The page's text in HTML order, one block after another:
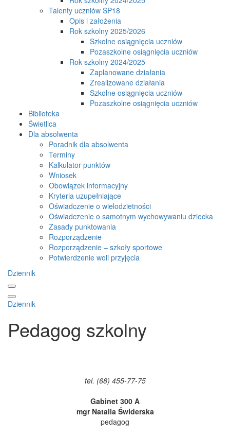
Talenty uczniów SP18
Opis i założenia
Rok szkolny 2025/2026
Szkolne osiągnięcia uczniów
Pozaszkolne osiągnięcia uczniów
Rok szkolny 2024/2025
Zaplanowane działania
Zrealizowane działania
Szkolne osiągnięcia uczniów
Pozaszkolne osiągnięcia uczniów
Biblioteka
Świetlica
Dla absolwenta
Poradnik dla absolwenta
Terminy
Kalkulator punktów
Wniosek
Obowiązek informacyjny
Kryteria uzupełniające
Oświadczenie o wielodzietności
Oświadczenie o samotnym wychowywaniu dziecka
Zasady punktowania
Rozporządzenie
Rozporządzenie – szkoły sportowe
Potwierdzenie woli przyjęcia
Dziennik
Dziennik
Pedagog szkolny
tel. (68) 455-77-75
Gabinet 300 A
mgr Natalia Świderska
pedagog